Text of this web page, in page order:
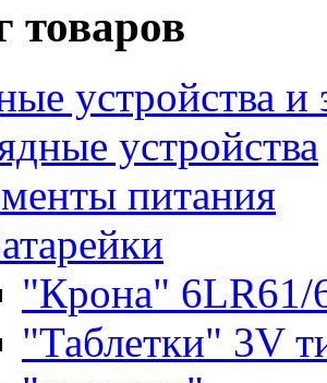
товаров
устройства
устройства
питания
"Крона" 6LR61/
"Таблетки" 3V